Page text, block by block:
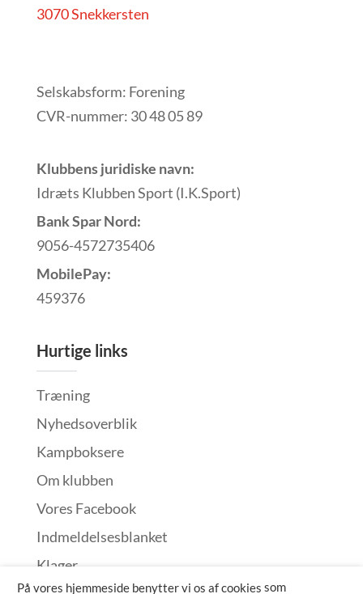
3070 Snekkersten
Selskabsform: Forening
CVR-nummer: 30 48 05 89
Klubbens juridiske navn:
Idræts Klubben Sport (I.K.Sport)
Bank Spar Nord:
9056-4572735406
MobilePay:
459376
Hurtige links
Træning
Nyhedsoverblik
Kampboksere
Om klubben
Vores Facebook
Indmeldelsesblanket
Klager
På vores hjemmeside benytter vi os af cookies som